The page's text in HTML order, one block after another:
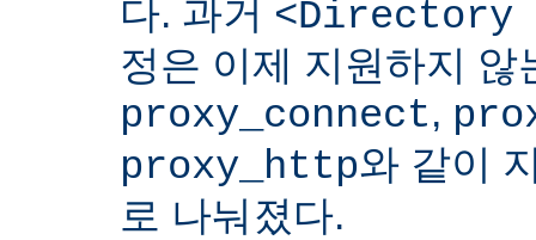
다. 과거
정은 이제 지원하지 않
proxy_connect,
proxy_http와 같이
로 나눠졌다.